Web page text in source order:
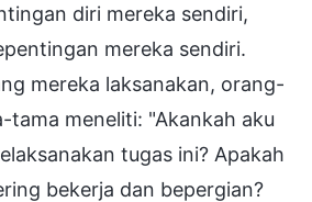
diri mereka sendiri,
mereka sendiri.
mereka laksanakan, orang-
tama meneliti: "Akankah aku
tugas ini? Apakah
bekerja dan bepergian?